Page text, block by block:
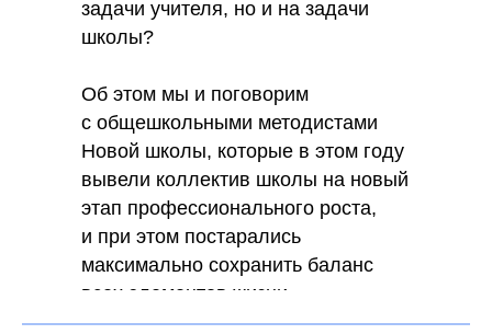
задачи учителя, но и на задачи
школы?
Об этом мы и поговорим
с общешкольными методистами
Новой школы, которые в этом году
вывели коллектив школы на новый
этап профессионального роста,
и при этом постарались
максимально сохранить баланс
всех элементов жизни
и организации, и каждого педагога.